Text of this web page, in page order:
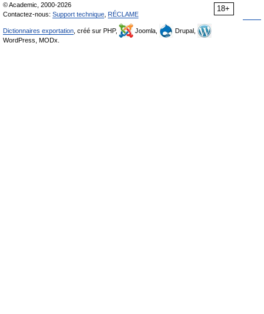
18+
© Academic, 2000-2026
Contactez-nous: Support technique RÉCLAME
Dictionnaires exportation , créé sur PHP, Joomla,
Drupal,
WordPress, MODx.